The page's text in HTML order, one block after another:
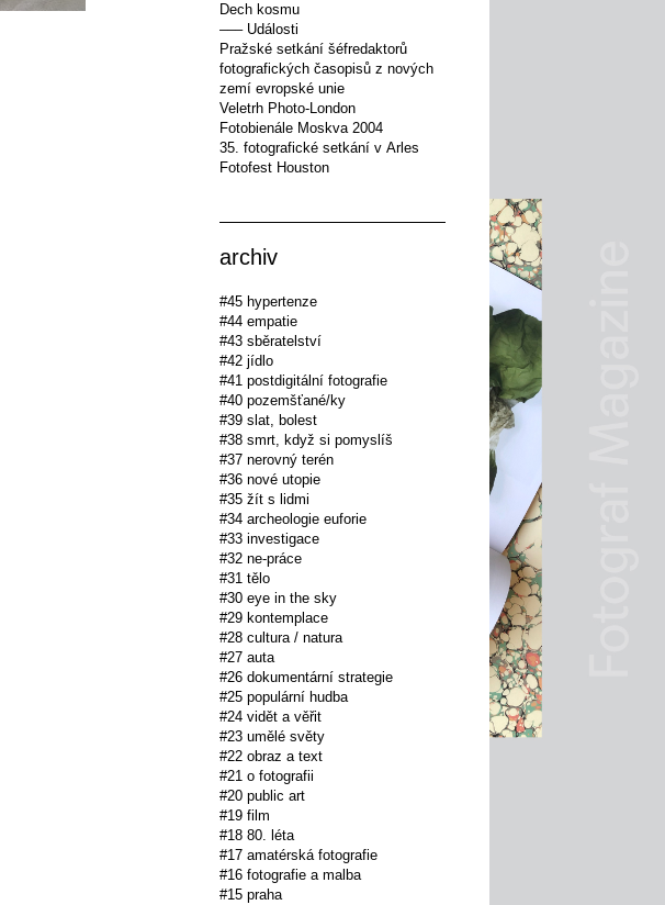
Dech kosmu
––– Události
Pražské setkání šéfredaktorů
fotografických časopisů z nových
zemí evropské unie
Veletrh Photo-London
Fotobienále Moskva 2004
35. fotografické setkání v Arles
Fotofest Houston
archiv
#45 hypertenze
#44 empatie
#43 sběratelství
#42 jídlo
#41 postdigitální fotografie
#40 pozemšťané/ky
#39 slat, bolest
#38 smrt, když si pomyslíš
#37 nerovný terén
#36 nové utopie
#35 žít s lidmi
#34 archeologie euforie
#33 investigace
#32 ne-práce
#31 tělo
#30 eye in the sky
#29 kontemplace
#28 cultura / natura
#27 auta
#26 dokumentární strategie
#25 populární hudba
#24 vidět a věřit
#23 umělé světy
#22 obraz a text
#21 o fotografii
#20 public art
#19 film
#18 80. léta
#17 amatérská fotografie
#16 fotografie a malba
#15 praha